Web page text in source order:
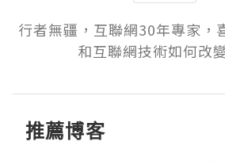
行者無疆，互聯網30年專家，
和互聯網技術如何改
推薦博客